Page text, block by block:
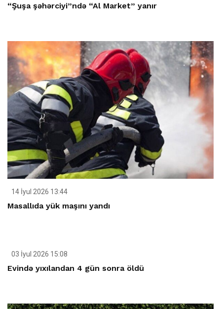
“Şuşa şəhərciyi”ndə “Al Market” yanır
14 İyul 2026 13:44
Masallıda yük maşını yandı
03 İyul 2026 15:08
Evində yıxılandan 4 gün sonra öldü